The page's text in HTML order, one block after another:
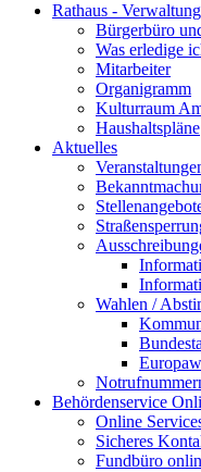
Rathaus - Verwaltung
Bürgerbüro
Was erledige
Mitarbeiter
Organigramm
Kulturraum
Haushaltspläne
Aktuelles
Wahlen /
Behördenservice
Online
Sicheres
Fundbüro